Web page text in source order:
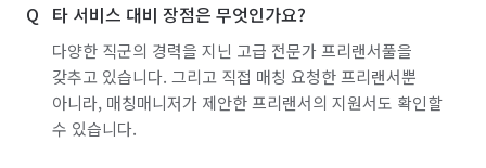
타 서비스 대비 장점은 무엇인가요?
다양한 직군의 경력을 지닌 고급 전문가 프리랜서풀을
갖추고 있습니다. 그리고 직접 매칭 요청한 프리랜서뿐
아니라, 매칭매니저가 제안한 프리랜서의 지원서도 확인할
수 있습니다.